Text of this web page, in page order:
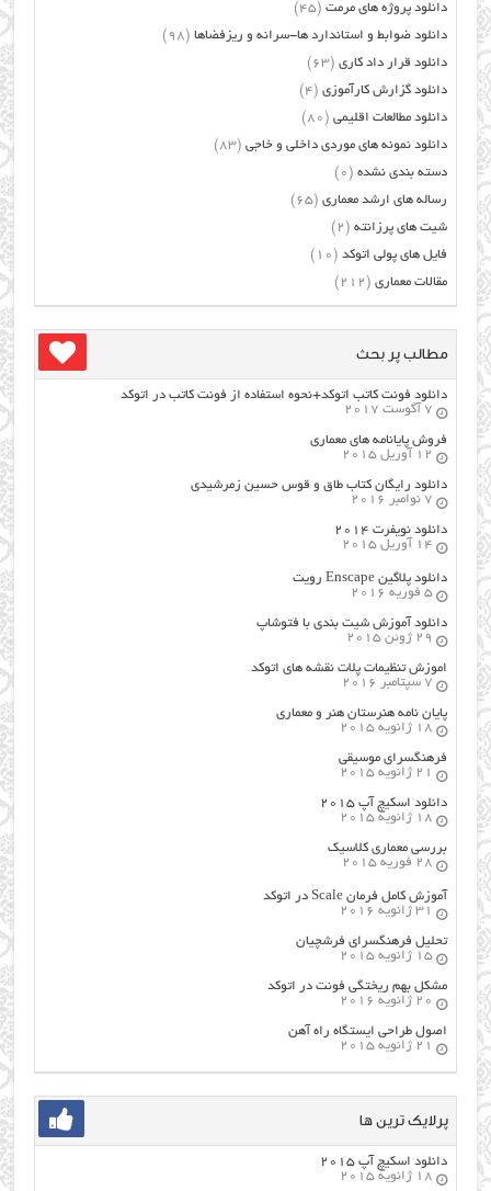
دانلود پروژه های مرمت (45)
دانلود ضوابط و استاندارد ها-سرانه و ریزفضاها (98)
دانلود قرار داد کاری (63)
دانلود گزارش کارآموزی (4)
دانلود مطالعات اقلیمی (80)
دانلود نمونه های موردی داخلی و خاجی (83)
دسته بندی نشده (0)
رساله های ارشد معماری (65)
شیت های پرزانته (2)
فایل های پولی اتوکد (10)
مقالات معماری (212)
مطالب پر بحث
دانلود فونت کاتب اتوکد+نحوه استفاده از فونت کاتب در اتوکد
7 آگوست 2017
فروش پایانامه های معماری
12 آوریل 2015
دانلود رایگان کتاب طاق و قوس حسین زمرشیدی
7 نوامبر 2016
دانلود نویفرت ۲۰۱۴
14 آوریل 2015
دانلود پلاگین Enscape رویت
5 فوریه 2016
دانلود آموزش شیت بندی با فتوشاپ
29 ژوئن 2015
اموزش تنظیمات پلات نقشه های اتوکد
7 سپتامبر 2016
پایان نامه هنرستان هنر و معماري
18 ژانویه 2015
فرهنگسراي موسيقي
21 ژانویه 2015
دانلود اسکیچ آپ ۲۰۱۵
18 ژانویه 2015
بررسی معماری کلاسیک
28 فوریه 2015
آموزش کامل فرمان Scale در اتوکد
31 ژانویه 2016
تحلیل فرهنگسرای فرشچیان
15 ژانویه 2015
مشکل بهم ریختگی فونت در اتوکد
20 ژانویه 2016
اصول طراحي ایستگاه راه آهن
21 ژانویه 2015
پرلایک ترین ها
دانلود اسکیچ آپ ۲۰۱۵
18 ژانویه 2015